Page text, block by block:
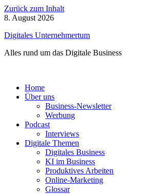
Zurück zum Inhalt
8. August 2026
Digitales Unternehmertum
Alles rund um das Digitale Business
Home
Über uns
Business-Newsletter
Werbung
Podcast
Interviews
Digitale Themen
Digitales Business
KI im Business
Produktives Arbeiten
Online-Marketing
Glossar